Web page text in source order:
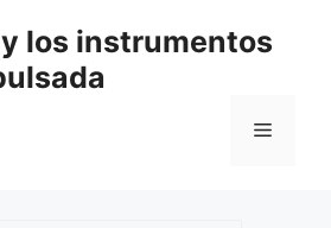
los instrumentos
Menú